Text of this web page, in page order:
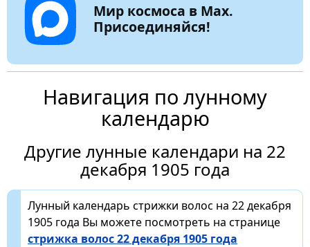
Мир космоса в Max.
Присоединяйся!
Навигация по лунному
календарю
Другие лунные календари на 22
декабря 1905 года
Лунный календарь стрижки волос на 22 декабря
1905 года Вы можете посмотреть на странице
стрижка волос 22 декабря 1905 года